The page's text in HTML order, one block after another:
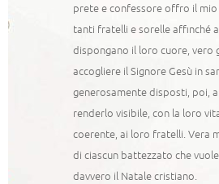
prete e confessore offro il
tanti fratelli e sorelle affinché
dispongano il loro cuore, vero
accogliere il Signore Gesù in
generosamente disposti, poi,
renderlo visibile, con la loro
coerente, ai loro fratelli. Vera
di ciascun battezzato che
davvero il Natale cristiano.